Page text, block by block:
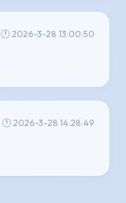
🕐 2026-3-28 13:00:50
🕐 2026-3-28 14:28:49